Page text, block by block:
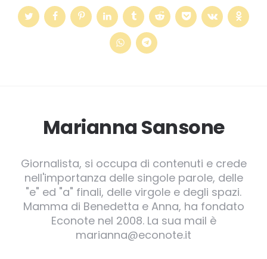
Marianna Sansone
Giornalista, si occupa di contenuti e crede
nell'importanza delle singole parole, delle
"e" ed "a" finali, delle virgole e degli spazi.
Mamma di Benedetta e Anna, ha fondato
Econote nel 2008. La sua mail è
marianna@econote.it